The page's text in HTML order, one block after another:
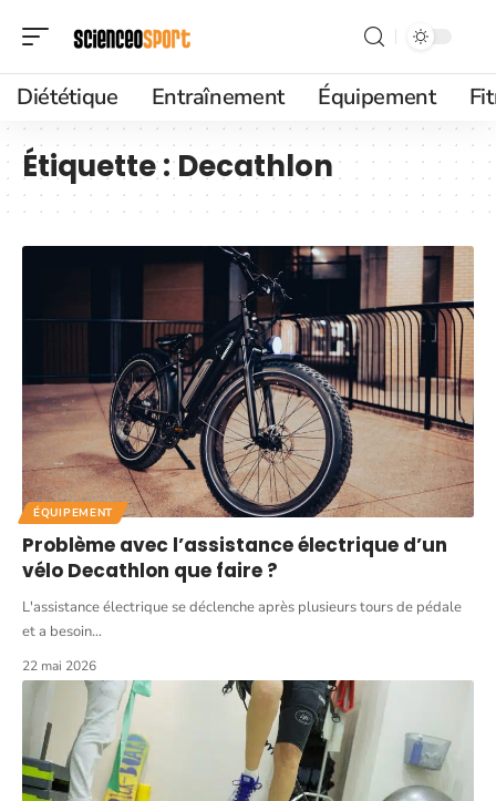
Diététique Entraînement Équipement
Étiquette :Decathlon
ÉQUIPEMENT
Problème avec l’assistance électrique d’un
vélo Decathlon que faire ?
L'assistance électrique se déclenche après plusieurs tours de pédale
et a besoin…
22 mai 2026